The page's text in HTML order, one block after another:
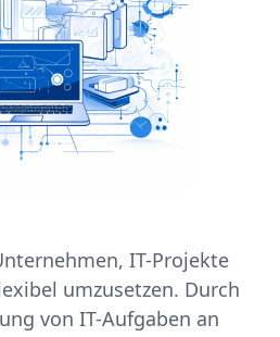
IT-Projekte
umzusetzen. Durch
von IT-Aufgaben an